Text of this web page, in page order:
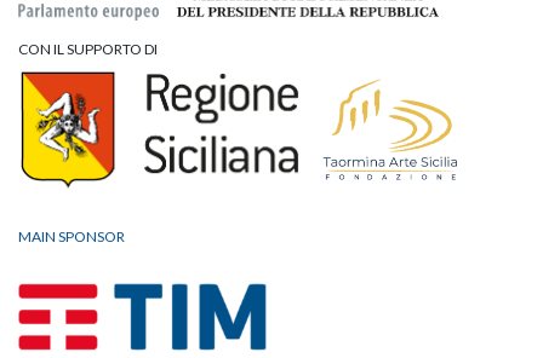
CON IL SUPPORTO DI
MAIN SPONSOR